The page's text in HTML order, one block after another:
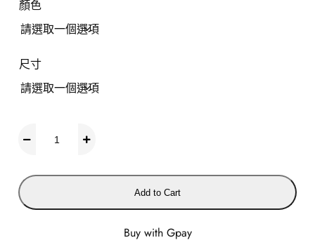
顏色
尺寸
y
開
Add to Cart
Buy with Gpay